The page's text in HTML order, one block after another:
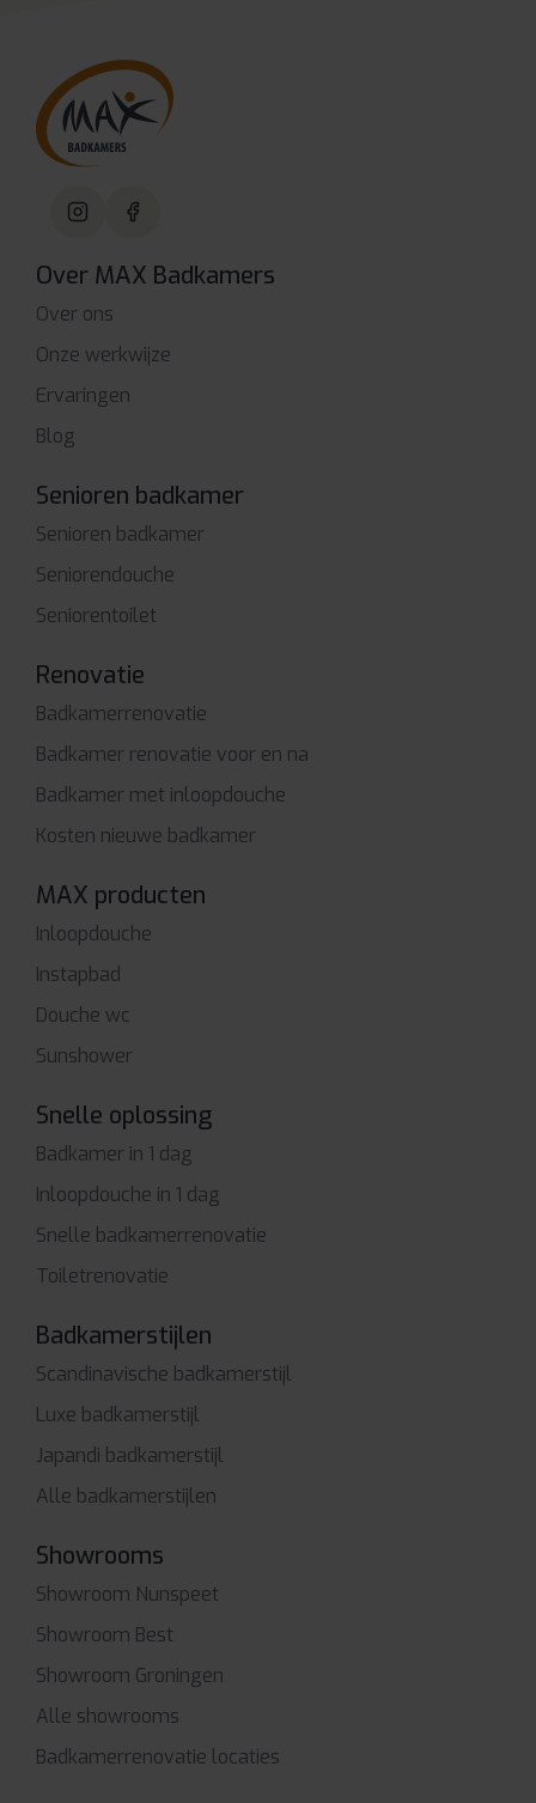
Over MAX Badkamers
Over ons
Onze werkwijze
Ervaringen
Blog
Senioren badkamer
Senioren badkamer
Seniorendouche
Seniorentoilet
Renovatie
Badkamerrenovatie
Badkamer renovatie voor en na
Badkamer met inloopdouche
Kosten nieuwe badkamer
MAX producten
Inloopdouche
Instapbad
Douche wc
Sunshower
Snelle oplossing
Badkamer in 1 dag
Inloopdouche in 1 dag
Snelle badkamerrenovatie
Toiletrenovatie
Badkamerstijlen
Scandinavische badkamerstijl
Luxe badkamerstijl
Japandi badkamerstijl
Alle badkamerstijlen
Showrooms
Showroom Nunspeet
Showroom Best
Showroom Groningen
Alle showrooms
Badkamerrenovatie locaties